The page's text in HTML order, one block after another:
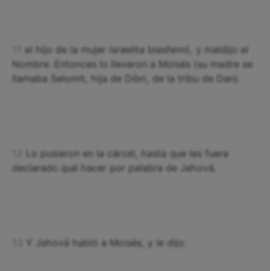
el hijo de la mujer israelita blasfemó, y maldijo el
Nombre. Entonces lo llevaron a Moisés (su madre se
llamaba Selomit, hija de Dibri, de la tribu de Dan).
Lo pusieron en la cárcel, hasta que les fuera
declarado qué hacer por palabra de Jehová.
Y Jehová habló a Moisés, y le dijo: